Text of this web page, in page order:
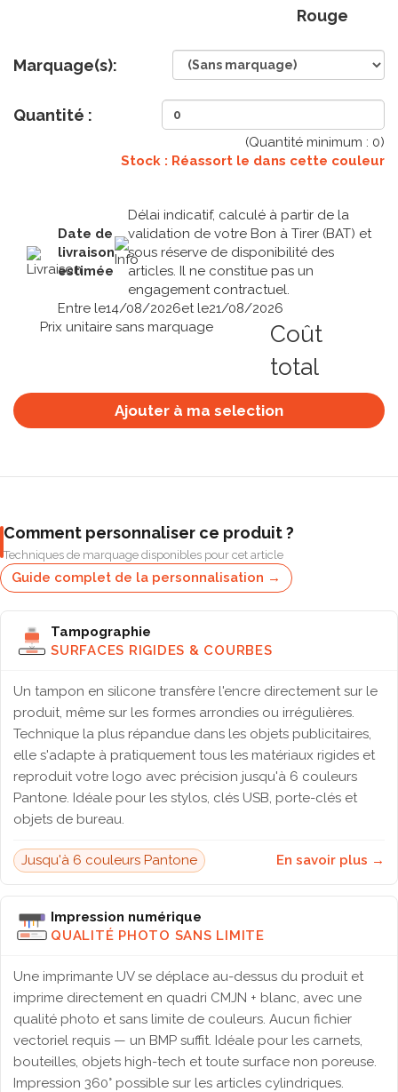
Rouge
Marquage(s):
Quantité :
(Quantité minimum : 0)
Stock : Réassort le dans cette couleur
Date de
livraison
estimée
Délai indicatif, calculé à partir de la
validation de votre Bon à Tirer (BAT) et
sous réserve de disponibilité des
articles. Il ne constitue pas un
engagement contractuel.
Entre le14/08/2026et le21/08/2026
Prix unitaire sans marquage
Coût
total
Ajouter à ma selection
Comment personnaliser ce produit ?
Techniques de marquage disponibles pour cet article
Guide complet de la personnalisation →
Tampographie
SURFACES RIGIDES & COURBES
Un tampon en silicone transfère l'encre directement sur le
produit, même sur les formes arrondies ou irrégulières.
Technique la plus répandue dans les objets publicitaires,
elle s'adapte à pratiquement tous les matériaux rigides et
reproduit votre logo avec précision jusqu'à 6 couleurs
Pantone. Idéale pour les stylos, clés USB, porte-clés et
objets de bureau.
Jusqu'à 6 couleurs Pantone En savoir plus →
Impression numérique
QUALITÉ PHOTO SANS LIMITE
Une imprimante UV se déplace au-dessus du produit et
imprime directement en quadri CMJN + blanc, avec une
qualité photo et sans limite de couleurs. Aucun fichier
vectoriel requis — un BMP suffit. Idéale pour les carnets,
bouteilles, objets high-tech et toute surface non poreuse.
Impression 360° possible sur les articles cylindriques.